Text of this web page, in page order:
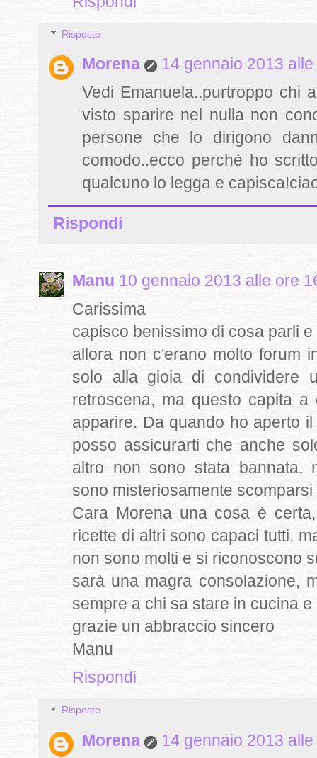
Risposte
Morena
14 gennaio 2013
Vedi Emanuela..purtroppo chi
visto sparire nel nulla non
persone che lo dirigono
comodo..ecco perchè ho
qualcuno lo legga e
Rispondi
Manu 10 gennaio 2013 alle ore
Carissima
capisco benissimo di cosa parli
allora non c'erano molto forum
solo alla gioia di condividere
retroscena, ma questo capita
apparire. Da quando ho aperto
posso assicurarti che anche
altro non sono stata bannata,
sono misteriosamente scomparsi
Cara Morena una cosa è
ricette di altri sono capaci tutti,
non sono molti e si riconoscono
sarà una magra consolazione,
sempre a chi sa stare in cucina
grazie un abbraccio sincero
Manu
Rispondi
Risposte
Morena
14 gennaio 2013